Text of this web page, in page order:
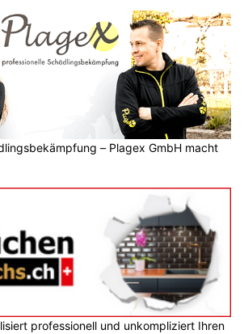
– Plagex GmbH macht
professionell und unkompliziert Ihren